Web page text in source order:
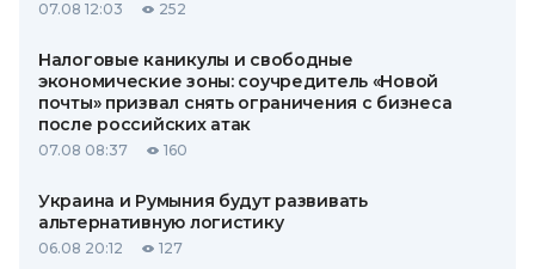
07.08 12:03 252
Налоговые каникулы и свободные
экономические зоны: соучредитель «Новой
почты» призвал снять ограничения с бизнеса
после российских атак
07.08 08:37 160
Украина и Румыния будут развивать
альтернативную логистику
06.08 20:12 127